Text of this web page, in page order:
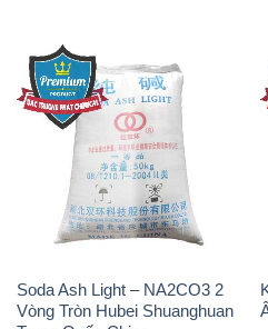
Soda Ash Light – NA2CO3 2
Vòng Tròn Hubei Shuanghuan
Trung Quốc China